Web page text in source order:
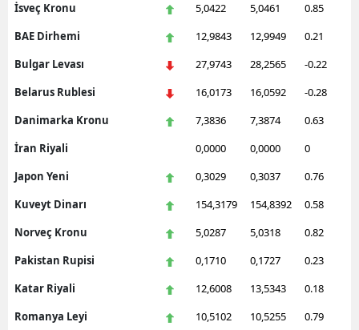
İsveç Kronu
5,0422 5,0461
0.85
BAE Dirhemi
12,9843 12,9949
0.21
Bulgar Levası
27,9743 28,2565
-0.22
Belarus Rublesi
16,0173 16,0592
-0.28
Danimarka Kronu
7,3836 7,3874
0.63
İran Riyali
0,0000 0,0000
0
Japon Yeni
0,3029 0,3037
0.76
Kuveyt Dinarı
154,3179 154,8392
0.58
Norveç Kronu
5,0287 5,0318
0.82
Pakistan Rupisi
0,1710 0,1727
0.23
Katar Riyali
12,6008 13,5343
0.18
Romanya Leyi
10,5102 10,5255
0.79